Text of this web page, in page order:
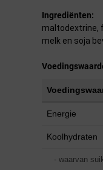
Ingrediënten:
maltodextrine,
melk en soja
Energie
Koolhydraten
- waarvan